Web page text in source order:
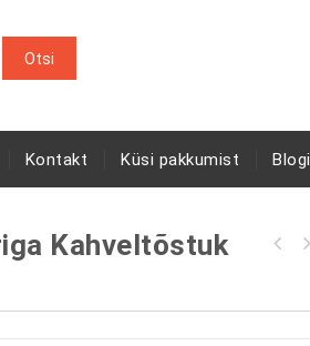
Kontakt Küsi pakkumist Blogi
Kahveltõstuk